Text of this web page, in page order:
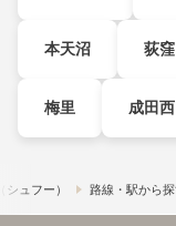
本天沼 荻窪
梅里 成田西
ュフー） 路線・駅から